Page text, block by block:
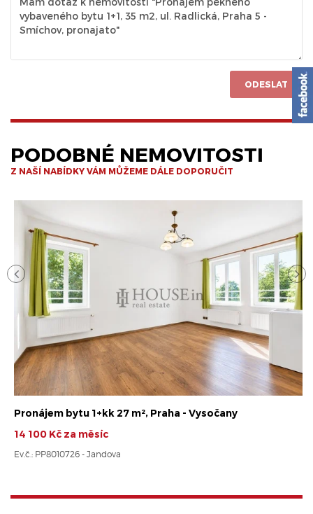
ODESLAT
PODOBNÉ NEMOVITOSTI
Z NAŠÍ NABÍDKY VÁM MŮŽEME DÁLE DOPORUČIT
Pronájem bytu 1+kk 27 m², Praha - Vysočany
14 100 Kč za měsíc
Ev.č.: PP8010726 - Jandova